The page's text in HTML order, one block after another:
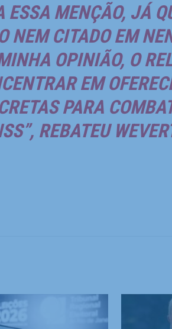
ESSA MENÇÃO, JÁ
NEM CITADO EM
OPINIÃO, O
EM
PARA
REBATEU